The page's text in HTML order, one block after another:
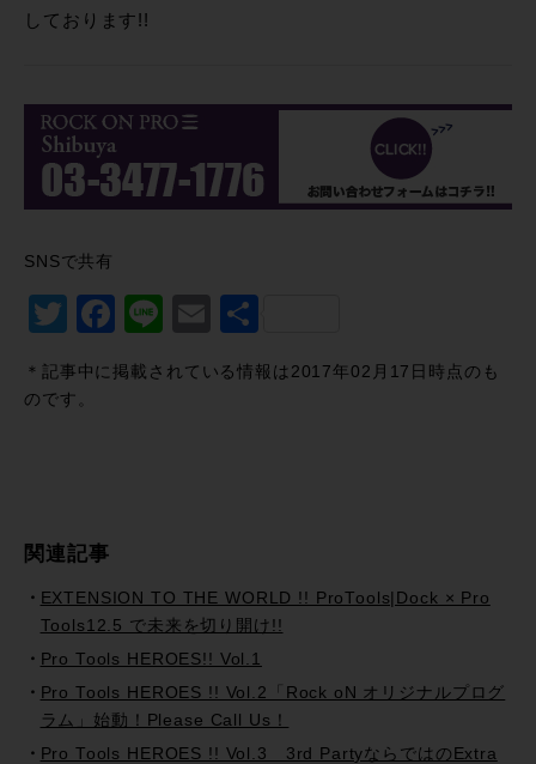
しております!!
SNSで共有
Twitter
Facebook
LineEmail
＊記事中に掲載されている情報は2017年02月17日時点のも
のです。
関連記事
EXTENSION TO THE WORLD !! ProTools|Dock × Pro
Tools12.5 で未来を切り開け!!
Pro Tools HEROES!! Vol.1
Pro Tools HEROES !! Vol.2「Rock oN オリジナルプログ
ラム」始動！Please Call Us！
Pro Tools HEROES !! Vol.3 3rd PartyならではのExtra